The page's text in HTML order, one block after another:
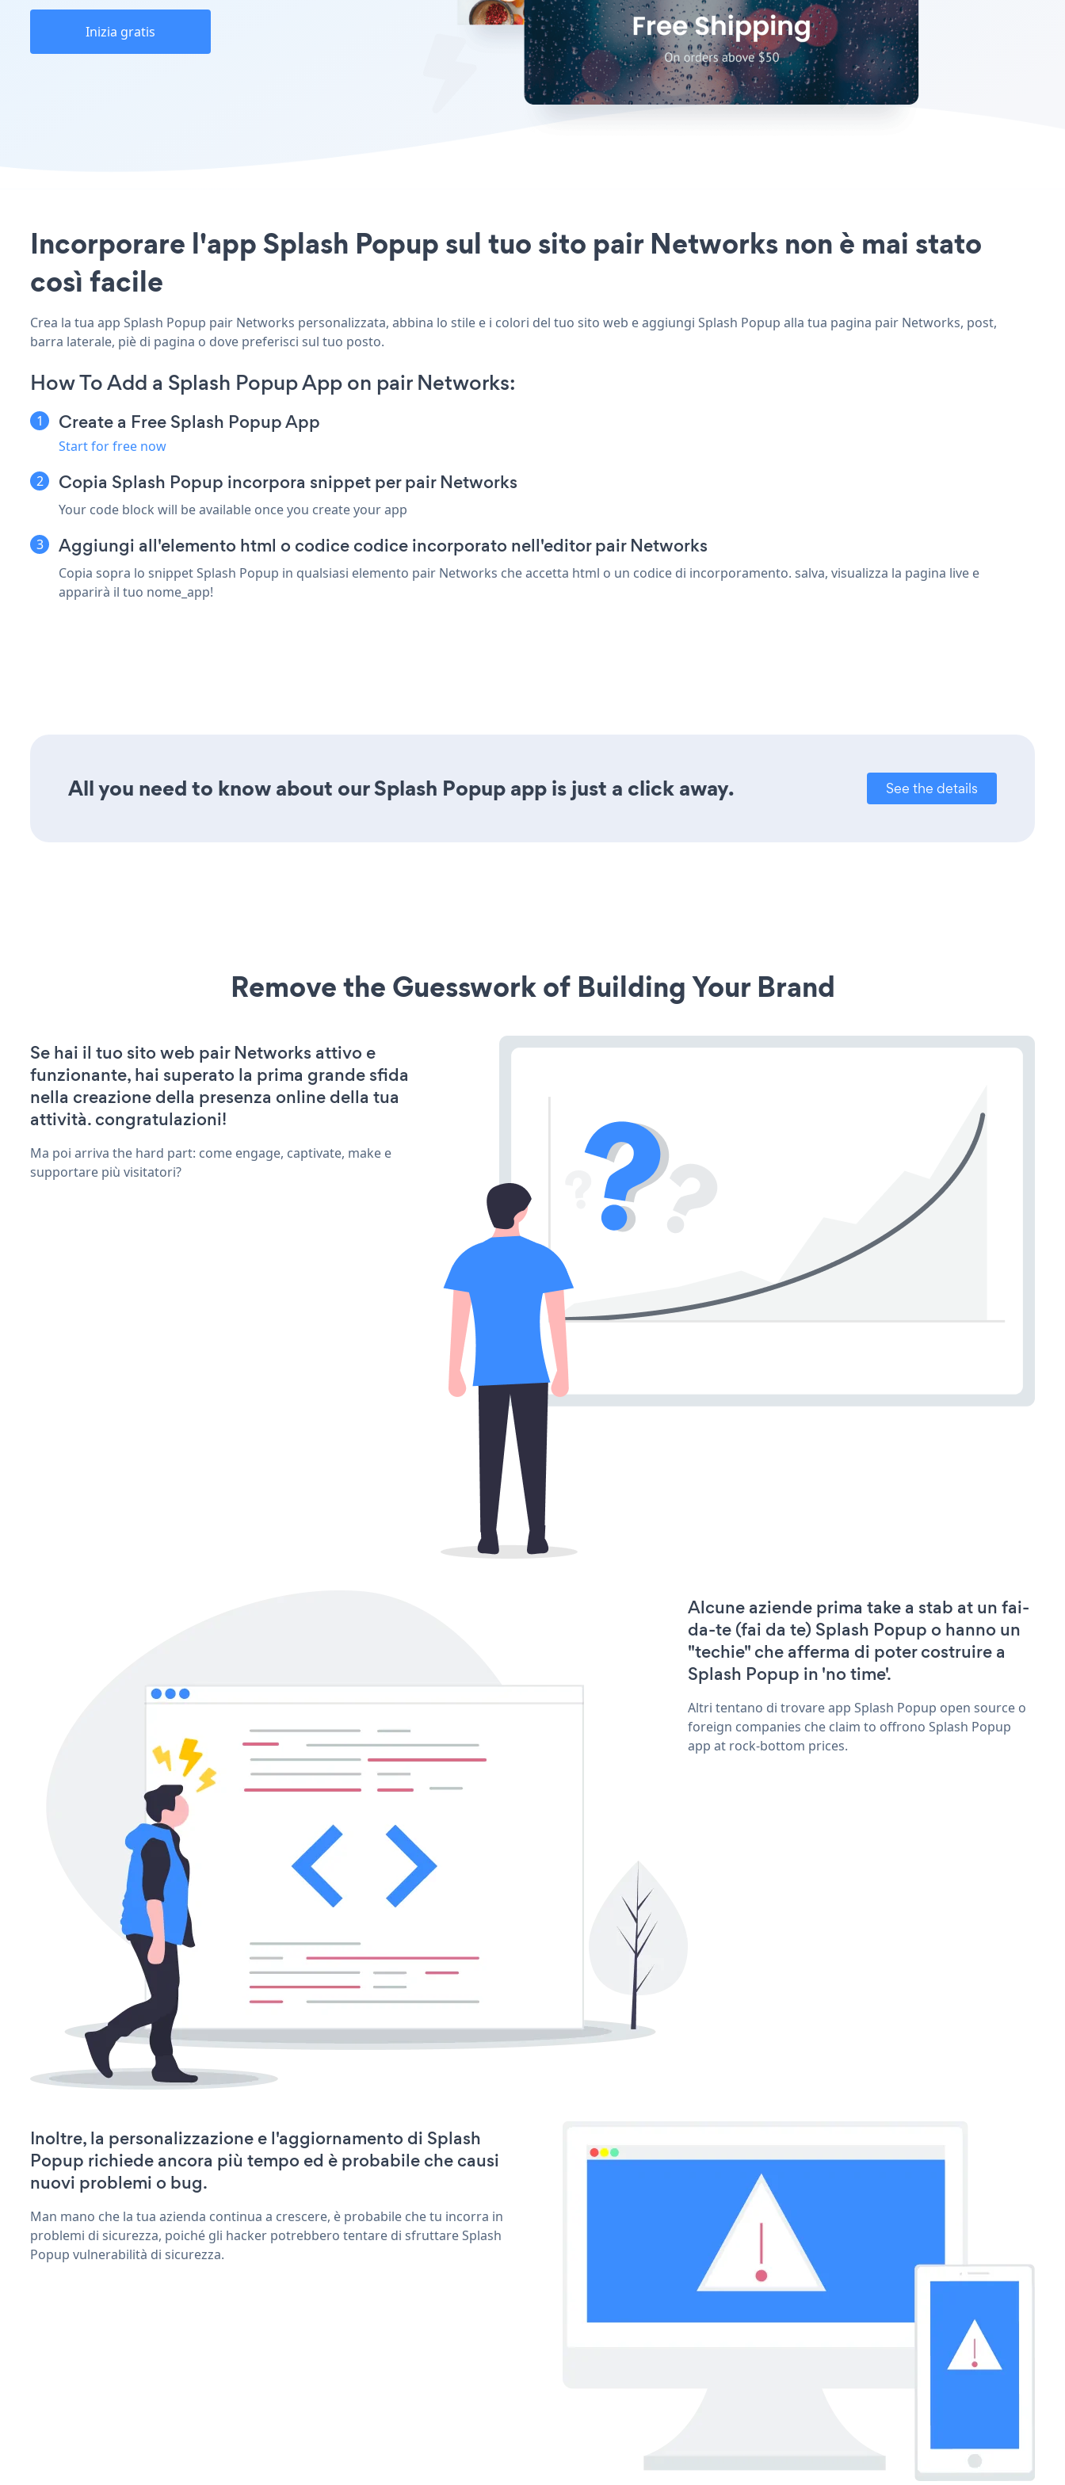
Inizia gratis
Incorporare l'app Splash Popup sul tuo sito pair Networks non è mai stato
così facile
Crea la tua app Splash Popup pair Networks personalizzata, abbina lo stile e i colori del tuo sito web e aggiungi Splash Popup alla tua pagina pair Networks, post,
barra laterale, piè di pagina o dove preferisci sul tuo posto.
How To Add a Splash Popup App on pair Networks:
Create a Free Splash Popup App
Start for free now
Copia Splash Popup incorpora snippet per pair Networks
Your code block will be available once you create your app
Aggiungi all'elemento html o codice codice incorporato nell'editor pair Networks
Copia sopra lo snippet Splash Popup in qualsiasi elemento pair Networks che accetta html o un codice di incorporamento. salva, visualizza la pagina live e
apparirà il tuo nome_app!
All you need to know about our Splash Popup app is just a click away. See the details
Remove the Guesswork of Building Your Brand
Se hai il tuo sito web pair Networks attivo e
funzionante, hai superato la prima grande sfida
nella creazione della presenza online della tua
attività. congratulazioni!
Ma poi arriva the hard part: come engage, captivate, make e
supportare più visitatori?
Alcune aziende prima take a stab at un fai-
da-te (fai da te) Splash Popup o hanno un
"techie" che afferma di poter costruire a
Splash Popup in 'no time'.
Altri tentano di trovare app Splash Popup open source o
foreign companies che claim to offrono Splash Popup
app at rock-bottom prices.
Inoltre, la personalizzazione e l'aggiornamento di Splash
Popup richiede ancora più tempo ed è probabile che causi
nuovi problemi o bug.
Man mano che la tua azienda continua a crescere, è probabile che tu incorra in
problemi di sicurezza, poiché gli hacker potrebbero tentare di sfruttare Splash
Popup vulnerabilità di sicurezza.